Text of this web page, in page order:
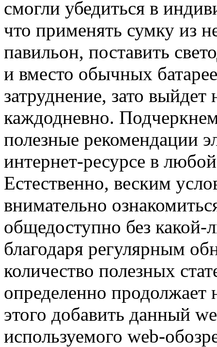
смогли убедиться в
что применять сумку из
павильон, поставить
и вместо обычных
затруднение, зато
каждодневно.
полезные рекомендации
интернет-ресурсе в
Естественно, веским
внимательно
общедоступно без
благодаря регулярным
количество полезных
определенно продолжает
этого добавить данный
используемого web-